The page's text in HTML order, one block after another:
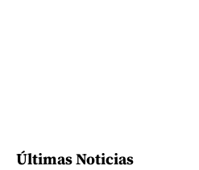
Últimas Noticias